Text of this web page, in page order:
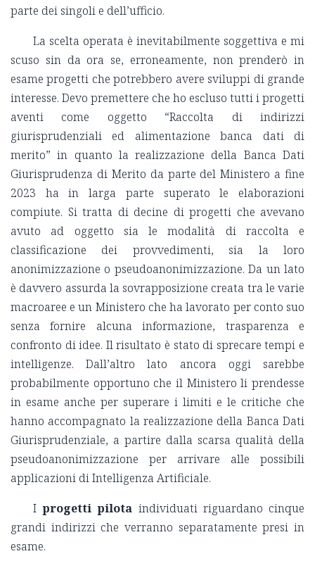
parte dei singoli e dell’ufficio.
La scelta operata è inevitabilmente soggettiva e mi
scuso sin da ora se, erroneamente, non prenderò in
esame progetti che potrebbero avere sviluppi di grande
interesse. Devo premettere che ho escluso tutti i progetti
aventi come oggetto “Raccolta di indirizzi
giurisprudenziali ed alimentazione banca dati di
merito” in quanto la realizzazione della Banca Dati
Giurisprudenza di Merito da parte del Ministero a fine
2023 ha in larga parte superato le elaborazioni
compiute. Si tratta di decine di progetti che avevano
avuto ad oggetto sia le modalità di raccolta e
classificazione dei provvedimenti, sia la loro
anonimizzazione o pseudoanonimizzazione. Da un lato
è davvero assurda la sovrapposizione creata tra le varie
macroaree e un Ministero che ha lavorato per conto suo
senza fornire alcuna informazione, trasparenza e
confronto di idee. Il risultato è stato di sprecare tempi e
intelligenze. Dall’altro lato ancora oggi sarebbe
probabilmente opportuno che il Ministero li prendesse
in esame anche per superare i limiti e le critiche che
hanno accompagnato la realizzazione della Banca Dati
Giurisprudenziale, a partire dalla scarsa qualità della
pseudoanonimizzazione per arrivare alle possibili
applicazioni di Intelligenza Artificiale.
Iprogetti pilota individuati riguardano cinque
grandi indirizzi che verranno separatamente presi in
esame.